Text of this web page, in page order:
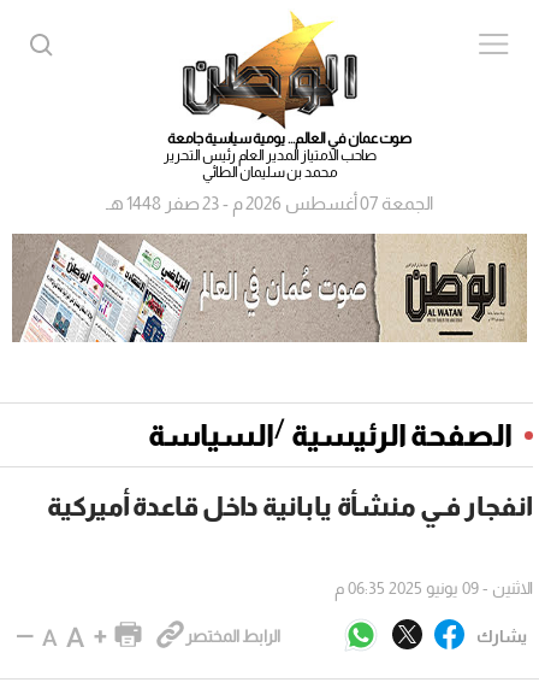
صوت عمان في العالم... يومية سياسية جامعة
صاحب الامتياز المدير العام رئيس التحرير
محمد بن سليمان الطائي
الجمعة 07 أغسطس 2026 م - 23 صفر 1448 هـ
الصفحة الرئيسية /السياسة
انفجار فـي منشأة يابانية داخل قاعدة أميركية
يشارك الرابط المختصر
الاثنين - 09 يونيو 2025 06:35 م